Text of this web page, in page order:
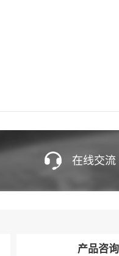
在线交流
产品咨询